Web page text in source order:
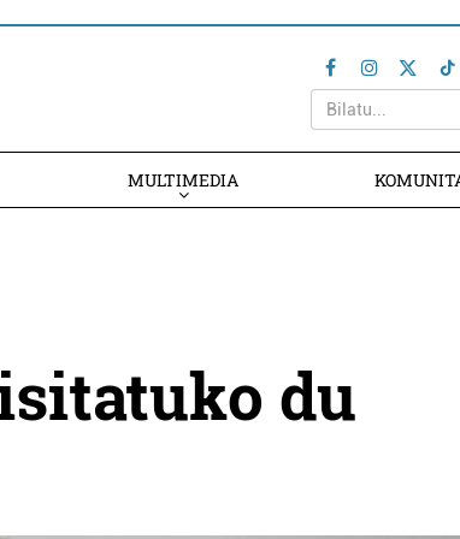
MULTIMEDIA
du